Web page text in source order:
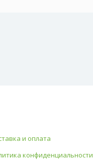
и оплата
конфиденциальности